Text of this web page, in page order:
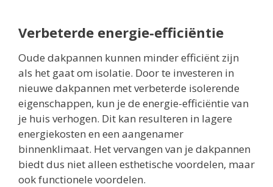
Verbeterde energie-efficiëntie
Oude dakpannen kunnen minder efficiënt zijn
als het gaat om isolatie. Door te investeren in
nieuwe dakpannen met verbeterde isolerende
eigenschappen, kun je de energie-efficiëntie van
je huis verhogen. Dit kan resulteren in lagere
energiekosten en een aangenamer
binnenklimaat. Het vervangen van je dakpannen
biedt dus niet alleen esthetische voordelen, maar
ook functionele voordelen.